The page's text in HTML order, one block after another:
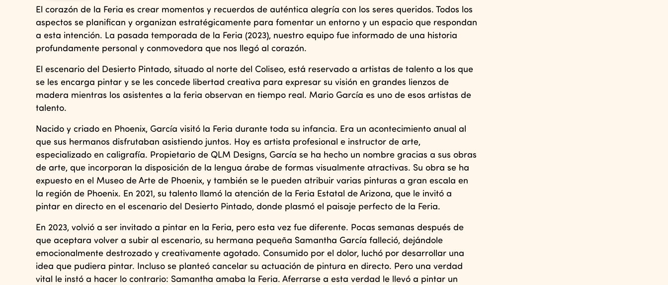
El corazón de la Feria es crear momentos y recuerdos de auténtica alegría con los seres queridos. Todos los
aspectos se planifican y organizan estratégicamente para fomentar un entorno y un espacio que respondan
a esta intención. La pasada temporada de la Feria (2023), nuestro equipo fue informado de una historia
profundamente personal y conmovedora que nos llegó al corazón.
El escenario del Desierto Pintado, situado al norte del Coliseo, está reservado a artistas de talento a los que
se les encarga pintar y se les concede libertad creativa para expresar su visión en grandes lienzos de
madera mientras los asistentes a la feria observan en tiempo real. Mario García es uno de esos artistas de
talento.
Nacido y criado en Phoenix, García visitó la Feria durante toda su infancia. Era un acontecimiento anual al
que sus hermanos disfrutaban asistiendo juntos. Hoy es artista profesional e instructor de arte,
especializado en caligrafía. Propietario de QLM Designs, García se ha hecho un nombre gracias a sus obras
de arte, que incorporan la disposición de la lengua árabe de formas visualmente atractivas. Su obra se ha
expuesto en el Museo de Arte de Phoenix, y también se le pueden atribuir varias pinturas a gran escala en
la región de Phoenix. En 2021, su talento llamó la atención de la Feria Estatal de Arizona, que le invitó a
pintar en directo en el escenario del Desierto Pintado, donde plasmó el paisaje perfecto de la Feria.
En 2023, volvió a ser invitado a pintar en la Feria, pero esta vez fue diferente. Pocas semanas después de
que aceptara volver a subir al escenario, su hermana pequeña Samantha García falleció, dejándole
emocionalmente destrozado y creativamente agotado. Consumido por el dolor, luchó por desarrollar una
idea que pudiera pintar. Incluso se planteó cancelar su actuación de pintura en directo. Pero una verdad
vital le instó a hacer lo contrario: Samantha amaba la Feria. Aferrarse a esta verdad le llevó a pintar un